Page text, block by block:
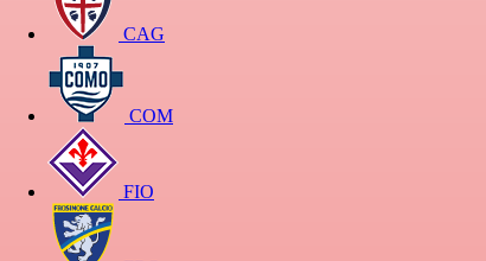
CAG
COM
FIO